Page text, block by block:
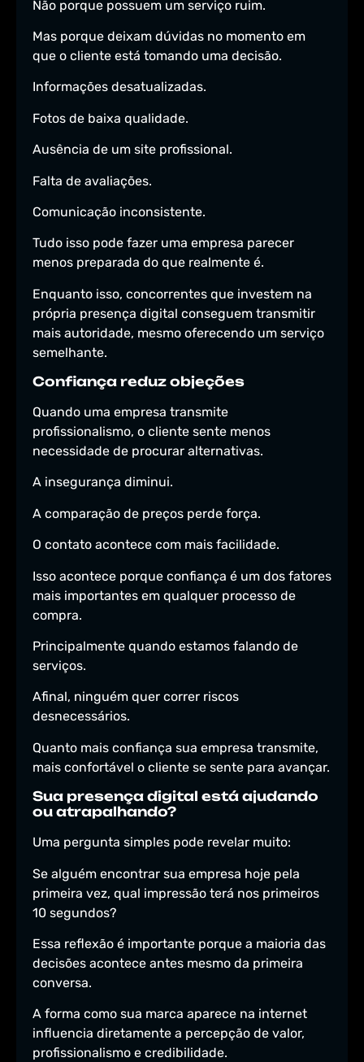
Não porque possuem um serviço ruim.
Mas porque deixam dúvidas no momento em
que o cliente está tomando uma decisão.
Informações desatualizadas.
Fotos de baixa qualidade.
Ausência de um site profissional.
Falta de avaliações.
Comunicação inconsistente.
Tudo isso pode fazer uma empresa parecer
menos preparada do que realmente é.
Enquanto isso, concorrentes que investem na
própria presença digital conseguem transmitir
mais autoridade, mesmo oferecendo um serviço
semelhante.
Confiança reduz objeções
Quando uma empresa transmite
profissionalismo, o cliente sente menos
necessidade de procurar alternativas.
A insegurança diminui.
A comparação de preços perde força.
O contato acontece com mais facilidade.
Isso acontece porque confiança é um dos fatores
mais importantes em qualquer processo de
compra.
Principalmente quando estamos falando de
serviços.
Afinal, ninguém quer correr riscos
desnecessários.
Quanto mais confiança sua empresa transmite,
mais confortável o cliente se sente para avançar.
Sua presença digital está ajudando
ou atrapalhando?
Uma pergunta simples pode revelar muito:
Se alguém encontrar sua empresa hoje pela
primeira vez, qual impressão terá nos primeiros
10 segundos?
Essa reflexão é importante porque a maioria das
decisões acontece antes mesmo da primeira
conversa.
A forma como sua marca aparece na internet
influencia diretamente a percepção de valor,
profissionalismo e credibilidade.